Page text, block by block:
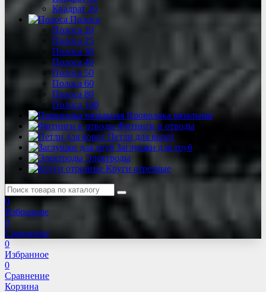
Квадрат 20
Полоса
Полоса 20
Полоса 25
Полоса 30
Полоса 40
Полоса 50
Полоса 60
Полоса 80
Полоса 100
Проволока вязальная
Фитинги и отводы
Петли для ворот
Заглушки для труб
Электроды
Круги отрезные
0
Избранное
0
Сравнение
0
Избранное
0
Сравнение
Корзина